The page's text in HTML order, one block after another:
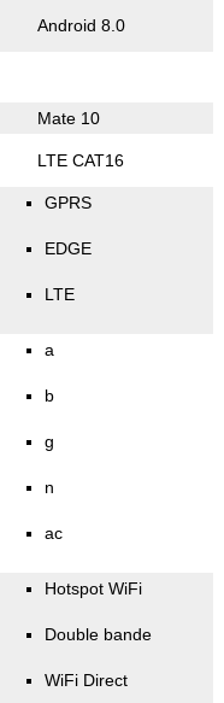
Android 8.0
Mate 10
LTE CAT16
GPRS
EDGE
LTE
a
b
g
n
ac
Hotspot WiFi
Double bande
WiFi Direct